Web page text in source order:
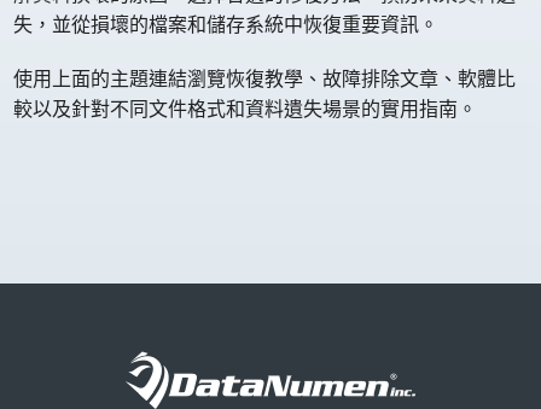
失，並從損壞的檔案和儲存系統中恢復重要資訊。
使用上面的主題連結瀏覽恢復教學、故障排除文章、軟體比
較以及針對不同文件格式和資料遺失場景的實用指南。